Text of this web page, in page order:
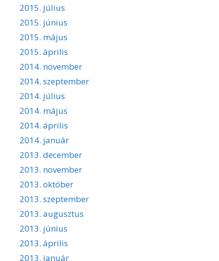
2015. július
2015. június
2015. május
2015. április
2014. november
2014. szeptember
2014. július
2014. május
2014. április
2014. január
2013. december
2013. november
2013. október
2013. szeptember
2013. augusztus
2013. június
2013. április
2013. január